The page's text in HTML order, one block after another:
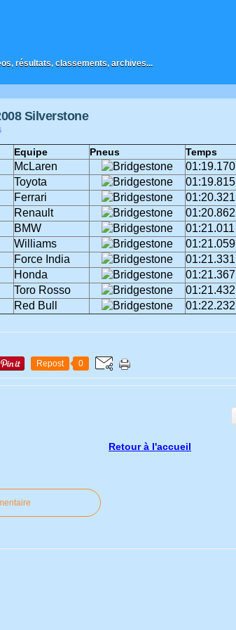
résultats, classements, archives...
Silverstone
Equipe Pneus Temps
McLaren 01:19.170
Toyota 01:19.815
Ferrari 01:20.321
Renault 01:20.862
BMW 01:21.011
Williams 01:21.059
Force India 01:21.331
Honda 01:21.367
Toro Rosso 01:21.432
Red Bull 01:22.232
Repost 0
Retour à l'accueil